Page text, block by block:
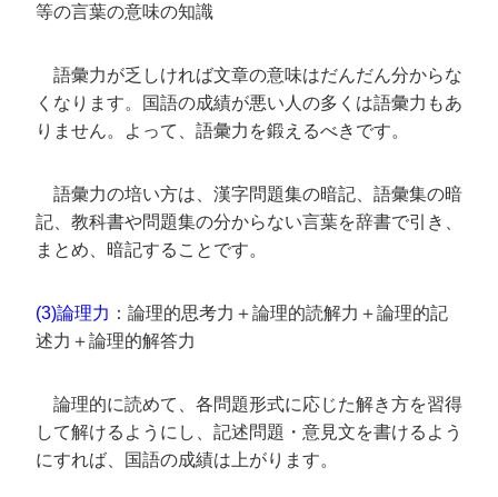
等の言葉の意味の知識
語彙力が乏しければ文章の意味はだんだん分からな
くなります。国語の成績が悪い人の多くは語彙力もあ
りません。よって、語彙力を鍛えるべきです。
語彙力の培い方は、漢字問題集の暗記、語彙集の暗
記、教科書や問題集の分からない言葉を辞書で引き、
まとめ、暗記することです。
(3)論理力 ：論理的思考力＋論理的読解力＋論理的記
述力＋論理的解答力
論理的に読めて、各問題形式に応じた解き方を習得
して解けるようにし、記述問題・意見文を書けるよう
にすれば、国語の成績は上がります。